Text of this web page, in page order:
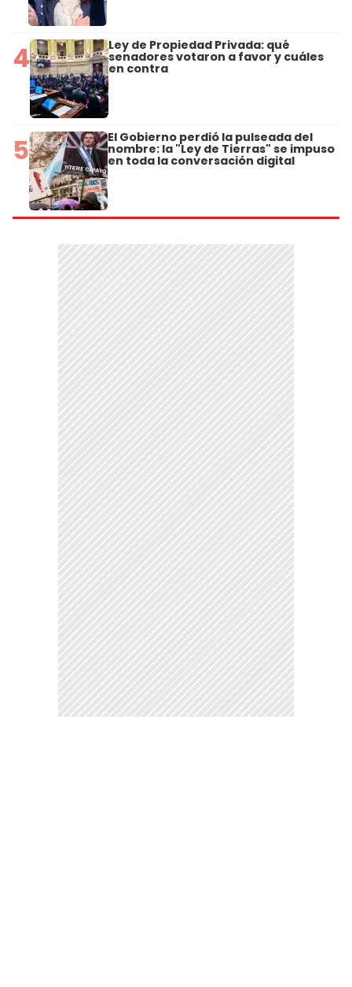
4 Ley de Propiedad Privada: qué
senadores votaron a favor y cuáles
en contra
5 El Gobierno perdió la pulseada del
nombre: la "Ley de Tierras" se impuso
en toda la conversación digital